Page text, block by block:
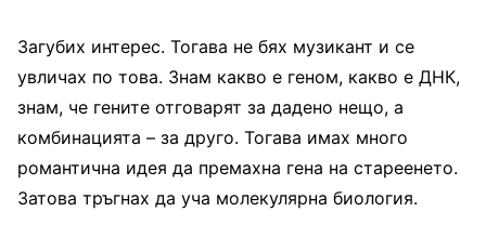
Загубих интерес. Тогава не бях музикант и се
увличах по това. Знам какво е геном, какво е ДНК,
знам, че гените отговарят за дадено нещо, а
комбинацията – за друго. Тогава имах много
романтична идея да премахна гена на стареенето.
Затова тръгнах да уча молекулярна биология.